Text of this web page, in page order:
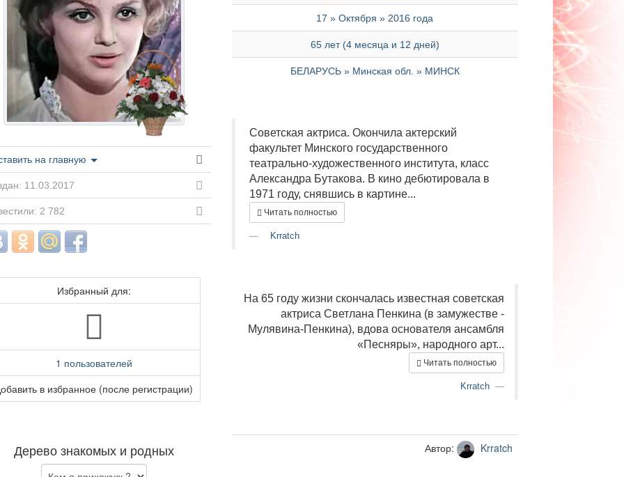
на главную
11.03.2017
2 782
Избранный для:
1 пользователей
в избранное (после регистрации)
Дерево знакомых и родных
17 » Октября » 2016 года
65 лет (4 месяца и 12 дней)
БЕЛАРУСЬ » Минская обл. » МИНСК
Советская актриса. Окончила актерский
факультет Минского государственного
театрально-художественного института, класс
Александра Бутакова. В кино дебютировала в
1971 году, снявшись в картине...
Читать полностью
Krratch
На 65 году жизни скончалась известная советская
актриса Светлана Пенкина (в замужестве -
Мулявина-Пенкина), вдова основателя ансамбля
«Песняры», народного арт...
Читать полностью
Krratch
Автор: Krratch